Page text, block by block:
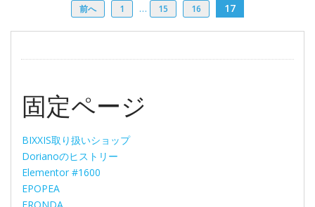
前へ 1 … 15 16 17
固定ページ
BIXXIS取り扱いショップ
Dorianoのヒストリー
Elementor #1600
EPOPEA